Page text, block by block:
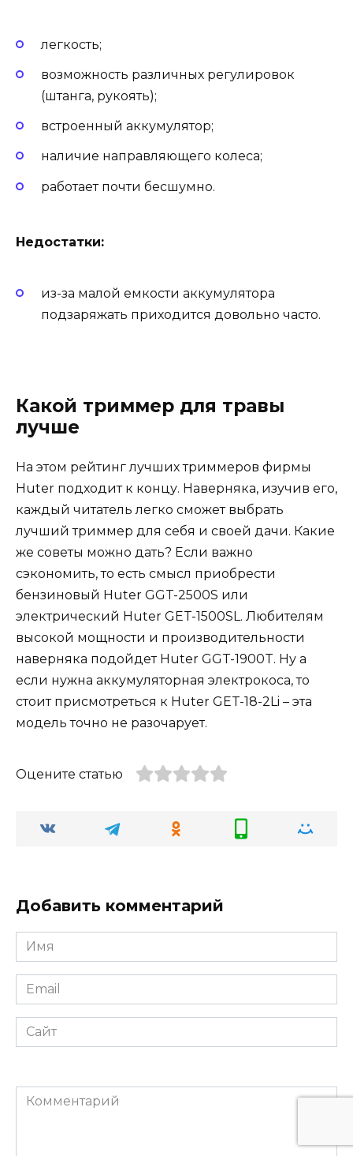
легкость;
возможность различных регулировок
(штанга, рукоять);
встроенный аккумулятор;
наличие направляющего колеса;
работает почти бесшумно.
Недостатки:
из-за малой емкости аккумулятора
подзаряжать приходится довольно часто.
Какой триммер для травы
лучше
На этом рейтинг лучших триммеров фирмы
Huter подходит к концу. Наверняка, изучив его,
каждый читатель легко сможет выбрать
лучший триммер для себя и своей дачи. Какие
же советы можно дать? Если важно
сэкономить, то есть смысл приобрести
бензиновый Huter GGT-2500S или
электрический Huter GET-1500SL. Любителям
высокой мощности и производительности
наверняка подойдет Huter GGT-1900T. Ну а
если нужна аккумуляторная электрокоса, то
стоит присмотреться к Huter GET-18-2Li – эта
модель точно не разочарует.
Оцените статью
Добавить комментарий
Имя
*
Email
*
Сайт
Комментарий